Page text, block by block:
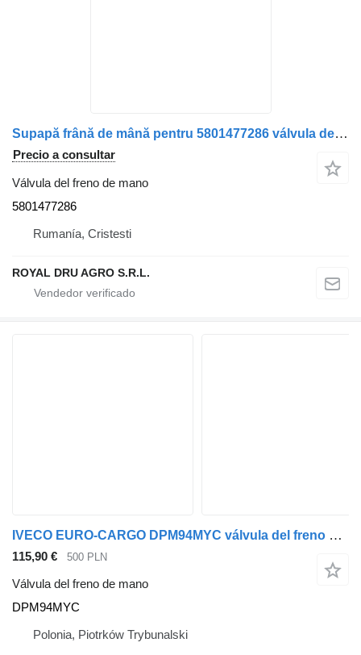
Supapă frână de mână pentru 5801477286 válvula del freno de mano para IVECO – Cod camión
Precio a consultar
Válvula del freno de mano
5801477286
Rumanía, Cristesti
ROYAL DRU AGRO S.R.L.
IVECO EURO-CARGO DPM94MYC válvula del freno de mano para IVECO EURO-CARGO camión
115,90 € 500 PLN
Válvula del freno de mano
DPM94MYC
Polonia, Piotrków Trybunalski